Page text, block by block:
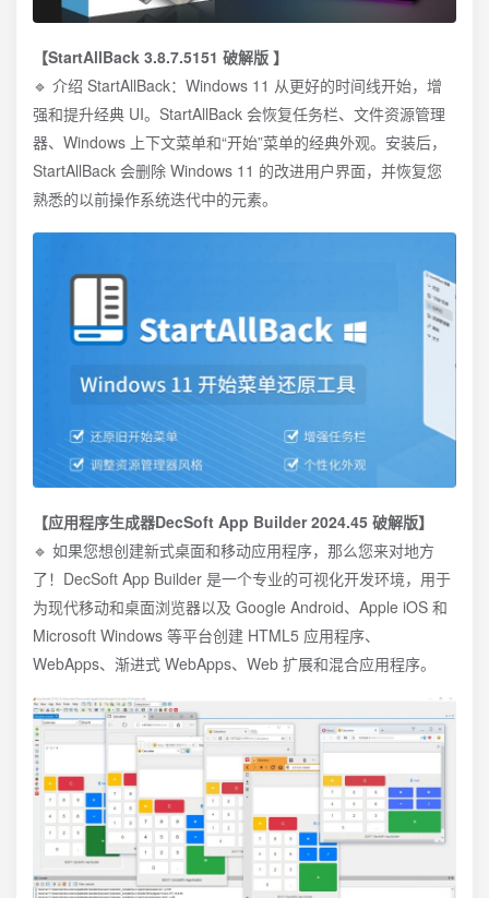
【StartAllBack 3.8.7.5151 破解版 】
🔹 介绍 StartAllBack：Windows 11 从更好的时间线开始，增
强和提升经典 UI。StartAllBack 会恢复任务栏、文件资源管理
器、Windows 上下文菜单和“开始”菜单的经典外观。安装后，
StartAllBack 会删除 Windows 11 的改进用户界面，并恢复您
熟悉的以前操作系统迭代中的元素。
【应用程序生成器DecSoft App Builder 2024.45 破解版】
🔹 如果您想创建新式桌面和移动应用程序，那么您来对地方
了！DecSoft App Builder 是一个专业的可视化开发环境，用于
为现代移动和桌面浏览器以及 Google Android、Apple iOS 和
Microsoft Windows 等平台创建 HTML5 应用程序、
WebApps、渐进式 WebApps、Web 扩展和混合应用程序。